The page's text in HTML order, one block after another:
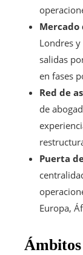
Mercado
Londres
salidas
en fases
Red de
de
Puerta
Europa,